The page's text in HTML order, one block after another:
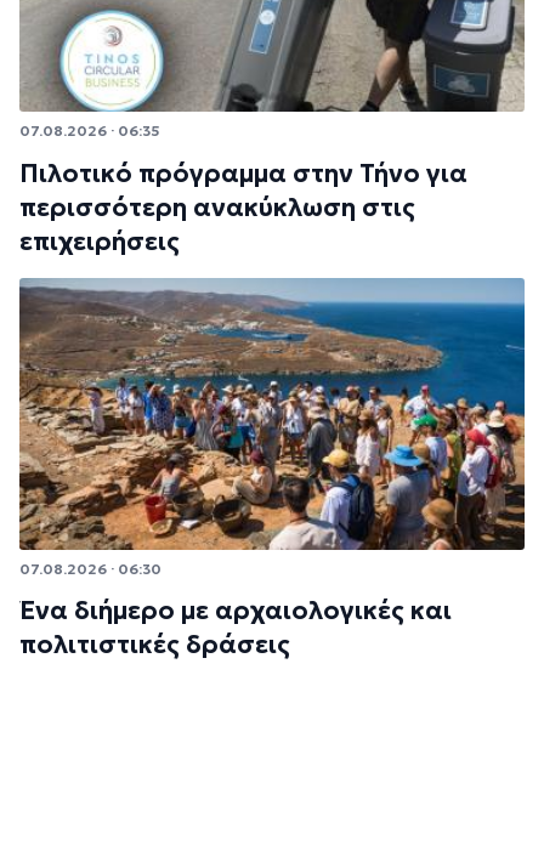
07.08.2026 · 06:35
Πιλοτικό πρόγραμμα στην Τήνο για
περισσότερη ανακύκλωση στις
επιχειρήσεις
07.08.2026 · 06:30
Ένα διήμερο με αρχαιολογικές και
πολιτιστικές δράσεις